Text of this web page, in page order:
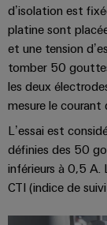
d’isolation est
platine sont
et une tension
tomber 50
les deux
mesure le courant
L’essai est
définies des 50
inférieurs à 0,5 A.
CTI (indice de